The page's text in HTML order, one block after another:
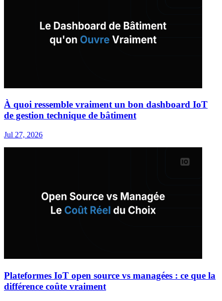
À quoi ressemble vraiment un bon dashboard IoT
de gestion technique de bâtiment
Jul 27, 2026
Plateformes IoT open source vs managées : ce que la
différence coûte vraiment